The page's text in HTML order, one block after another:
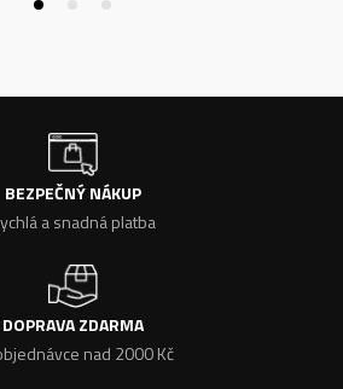
BEZPEČNÝ NÁKUP
a snadná platba
DOPRAVA ZDARMA
nad 2000 Kč